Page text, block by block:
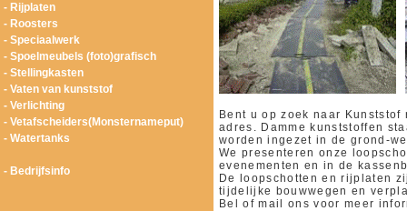
- Rijplaten
- Roosters
- Speciaalwerk
- Spoelmeubels (foto)grafisch
- Stellingkasten
- Vaten van kunststof
- Verlichting
- Vetafscheiders(Monsternameput)
- Watertanks
- Bedrijfsinfo
Bent u op zoek naar
adres. Damme kunststoffen
worden ingezet in de grond-
We presenteren onze
evenementen en in de
De loopschotten en rijplaten
tijdelijke bouwwegen en
Bel of mail ons voor meer